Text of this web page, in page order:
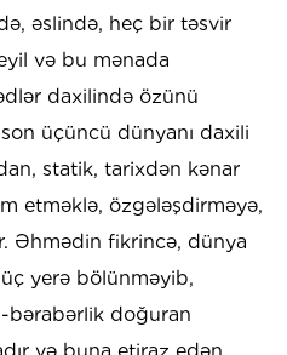
əslində, heç bir təsvir
və bu mənada
daxilində özünü
üçüncü dünyanı daxili
statik, tarixdən kənar
etməklə, özgələşdirməyə,
Əhmədin fikrincə, dünya
yerə bölünməyib,
bərabərlik doğuran
və buna etiraz edən